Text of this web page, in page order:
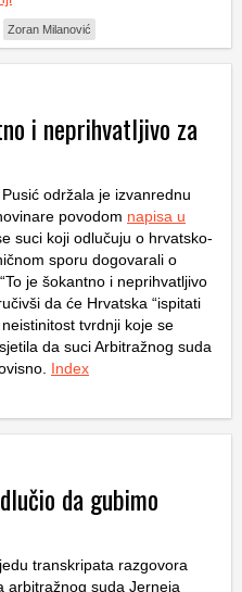
Zoran Milanović
i neprihvatljivo za
održala je izvanrednu
povodom napisa u
suci koji odlučuju o hrvatsko-
sporu dogovarali o
je šokantno i neprihvatljivo
da će Hrvatska “ispitati
tvrdnji koje se
da suci Arbitražnog suda
Index
da gubimo
transkripata razgovora
arbitražnog suda Jerneja